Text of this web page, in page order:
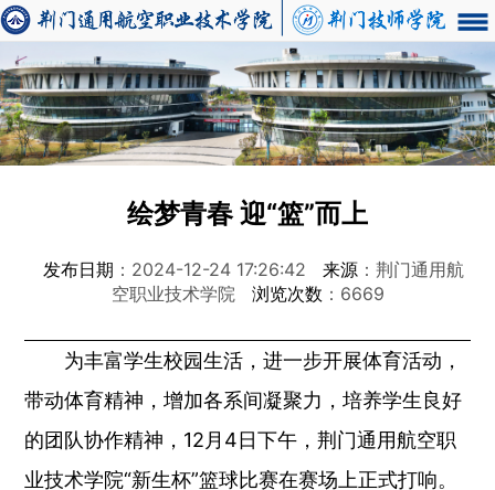
绘梦青春 迎“篮”而上
发布日期 ：2024-12-24 17:26:42 来源：荆门通用航
空职业技术学院
浏览次数 ：6669
为丰富学生校园生活，进一步开展体育活动，
带动体育精神，增加各系间凝聚力，培养学生良好
的团队协作精神，12月4日下午，荆门通用航空职
业技术学院“新生杯”篮球比赛在赛场上正式打响。